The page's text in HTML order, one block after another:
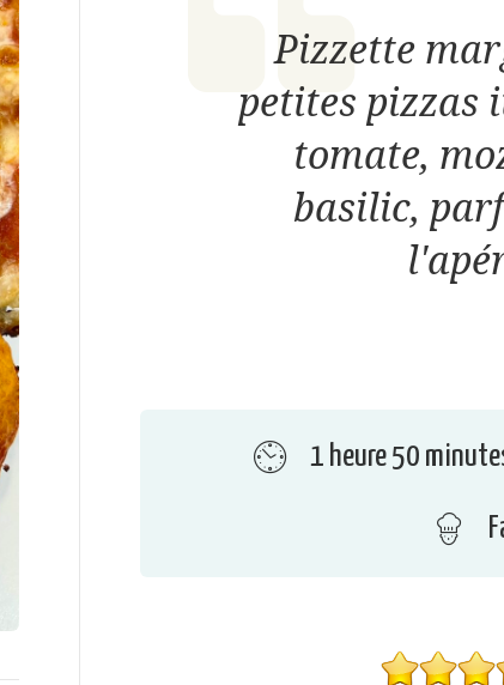
Pizzette
petites pizzas
tomate,
basilic,
1 heure 50